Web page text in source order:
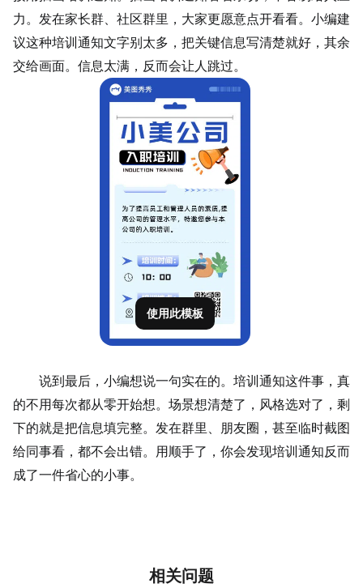
力。发在家长群、社区群里，大家更愿意点开看看。小编建
议这种培训通知文字别太多，把关键信息写清楚就好，其余
交给画面。信息太满，反而会让人跳过。
使用此模板
说到最后，小编想说一句实在的。培训通知这件事，真
的不用每次都从零开始想。场景想清楚了，风格选对了，剩
下的就是把信息填完整。发在群里、朋友圈，甚至临时截图
给同事看，都不会出错。用顺手了，你会发现培训通知反而
成了一件省心的小事。
相关问题